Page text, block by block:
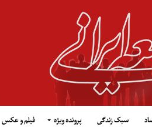
سبک زندگی پرونده ویژه فیلم و عکس